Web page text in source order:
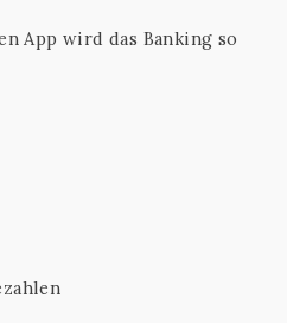
App wird das Banking so